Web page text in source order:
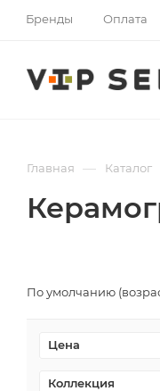
Бренды Оплата
Главная — Каталог
По умолчанию
Цена
Коллекция